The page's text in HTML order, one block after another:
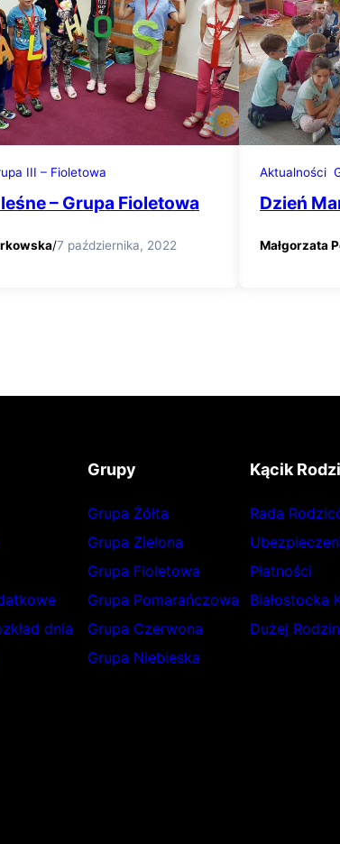
III – Fioletowa
– Grupa Fioletowa
/7 października, 2022
Aktualności
Dzień
Małgorzata
dnia
Grupy
Grupa Żółta
Grupa Zielona
Grupa Fioletowa
Grupa Pomarańczowa
Grupa Czerwona
Grupa Niebieska
Kącik
Rada
Płatności
Białostocka
Dużej